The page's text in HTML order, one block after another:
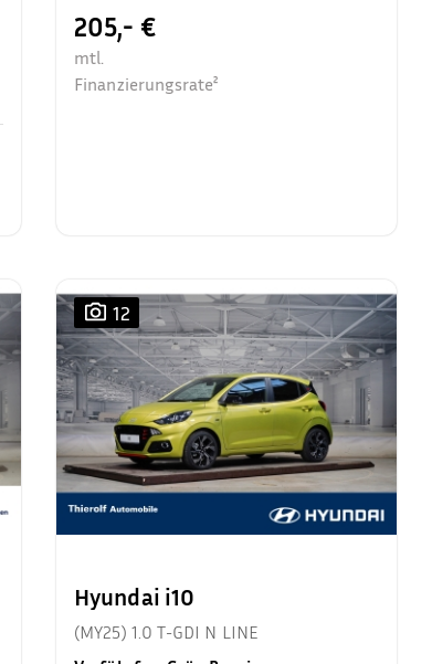
205,- €
mtl.
Finanzierungsrate²
12
Hyundai i10
(MY25) 1.0 T-GDI N LINE